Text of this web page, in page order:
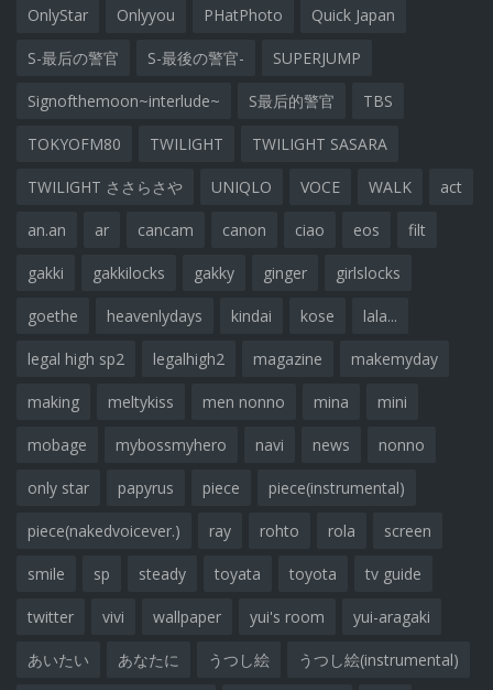
OnlyStar Onlyyou PHatPhoto Quick Japan
S-最后の警官 S-最後の警官- SUPERJUMP
Signofthemoon~interlude~ S最后的警官 TBS
TOKYOFM80 TWILIGHT TWILIGHT SASARA
TWILIGHT ささらさや UNIQLO VOCE WALK act
an.an ar cancam canon ciao eos filt
gakki gakkilocks gakky ginger girlslocks
goethe heavenlydays kindai kose lala...
legal high sp2 legalhigh2 magazine makemyday
making meltykiss men nonno mina mini
mobage mybossmyhero navi news nonno
only star papyrus piece piece(instrumental)
piece(nakedvoicever.) ray rohto rola screen
smile sp steady toyata toyota tv guide
twitter vivi wallpaper yui's room yui-aragaki
あいたい あなたに うつし絵 うつし絵(instrumental)